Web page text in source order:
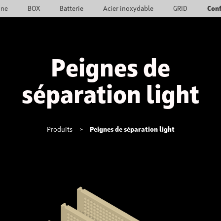
BOX Batterie Acier inoxydable GRID
Peignes de
séparation light
Produits > Peignes de séparation light